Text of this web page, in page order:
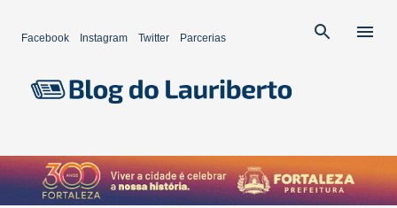
Facebook Instagram Twitter Parcerias